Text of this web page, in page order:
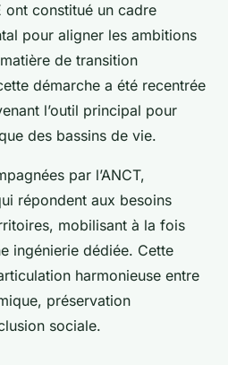
ont constitué un cadre
pour aligner les ambitions
de transition
démarche a été recentrée
l’outil principal pour
des bassins de vie.
par l’ANCT,
répondent aux besoins
mobilisant à la fois
ingénierie dédiée. Cette
harmonieuse entre
préservation
sociale.